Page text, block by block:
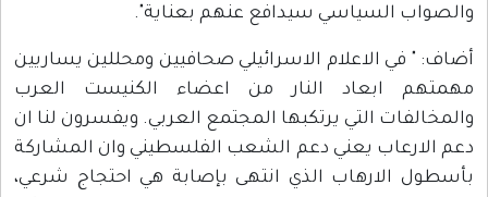
والصواب السياسي سيدافع عنهم بعناية".
أضاف: " في الاعلام الاسرائيلي صحافيين ومحللين يساريين
مهمتهم ابعاد النار من اعضاء الكنيست العرب
والمخالفات التي يرتكبها المجتمع العربي. ويفسرون لنا ان
دعم الارعاب يعني دعم الشعب الفلسطيني وان المشاركة
بأسطول الارهاب الذي انتهى بإصابة هي احتجاج شرعي،